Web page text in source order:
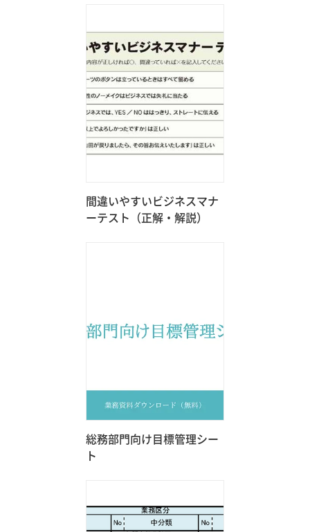
間違いやすいビジネスマナ
ーテスト（正解・解説）
総務部門向け目標管理シー
ト